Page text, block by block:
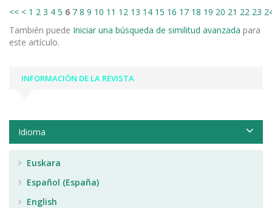
<< < 1 2 3 4 5 6 7 8 9 10 11 12 13 14 15 16 17 18 19 20 21 22 23
También puede Iniciar una búsqueda de similitud avanzada para
este artículo.
INFORMACIÓN DE LA REVISTA
Idioma
Euskara
Español (España)
English